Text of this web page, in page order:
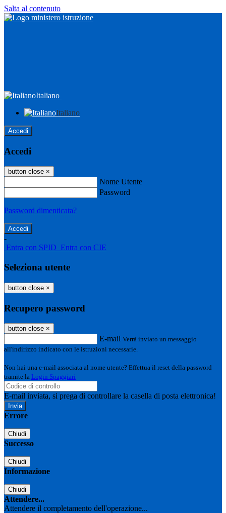
Salta al contenuto
Italiano
Italiano
Accedi
Accedi
button close ×
Nome Utente
Password
Password dimenticata?
-
Entra con SPID Entra con CIE
Seleziona utente
button close ×
Recupero password
button close ×
E-mail Verrà inviato un messaggio
all'indirizzo indicato con le istruzioni necessarie.
Non hai una e-mail associata al nome utente? Effettua il reset della password
tramite la Login Spaggiari
E-mail inviata, si prega di controllare la casella di posta elettronica!
Errore
Chiudi
Successo
Chiudi
Informazione
Chiudi
Attendere...
Attendere il completamento dell'operazione...